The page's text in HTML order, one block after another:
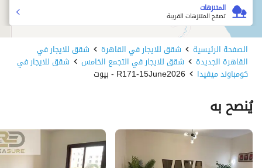
المتنزهات
تصفح المتنزهات القريبة
الصفحة الرئيسية شقق للايجار في القاهرة شقق للايجار في
القاهرة الجديدة شقق للايجار في التجمع الخامس شقق للايجار في
كومباوند ميفيدا R171-15June2026 - بيوت
يُنصح به